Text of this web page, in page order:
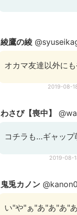
綾鷹の綾
オカマ友達以外に
2019-08-
わさび【喪中】
コチラも…ギャップ
2019-08-
鬼兎カノン
い"や"ぁ"あ"あ"あ"